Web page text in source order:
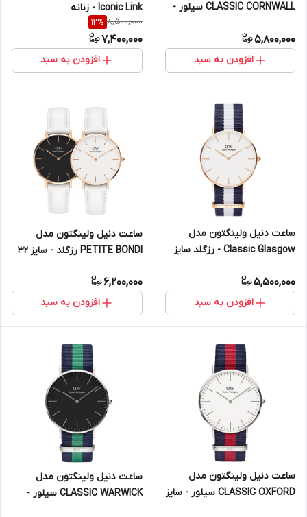
CLASSIC CORNWALL سیلور -
5,800,000
افزودن به سبد
Iconic Link - زنانه
8,500,000
12%
7,400,000
افزودن به سبد
ساعت دنیل ولینگتون مدل
Classic Glasgow - رزگلد سایز
5,500,000
افزودن به سبد
ساعت دنیل ولینگتون مدل
PETITE BONDI رزگلد - سایز 32
6,200,000
افزودن به سبد
ساعت دنیل ولینگتون مدل
CLASSIC OXFORD سیلور - سایز
ساعت دنیل ولینگتون مدل
CLASSIC WARWICK سیلور -